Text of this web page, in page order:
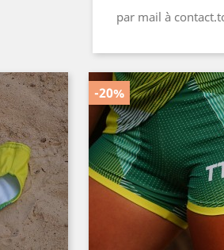
par mail à
-20%